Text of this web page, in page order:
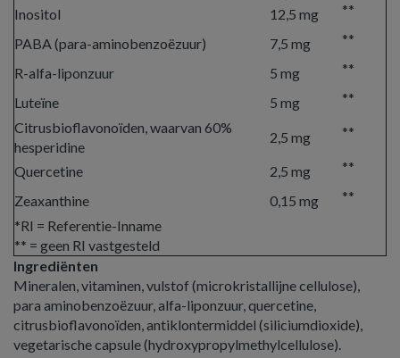
Inositol 12,5 mg
**
PABA (para-aminobenzoëzuur)
7,5 mg
**
R-alfa-liponzuur
5 mg
**
Luteïne
5 mg
**
Citrusbioflavonoïden, waarvan 60%
hesperidine
2,5 mg **
Quercetine 2,5 mg
**
Zeaxanthine
0,15 mg
**
*RI = Referentie-Inname
** = geen RI vastgesteld
Ingrediënten
Mineralen, vitaminen, vulstof (microkristallijne cellulose),
para aminobenzoëzuur, alfa-liponzuur, quercetine,
citrusbioflavonoïden, antiklontermiddel (siliciumdioxide),
vegetarische capsule (hydroxypropylmethylcellulose).